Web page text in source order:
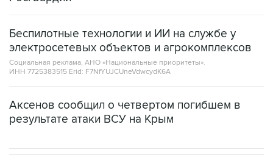
Беспилотные технологии и ИИ на службе у
Социальная реклама, АНО «Национальные приоритеты».
ИНН 7725383515 Erid: F7NfYUJCUneVdwcydK6A
Аксенов сообщил о четвертом погибшем в